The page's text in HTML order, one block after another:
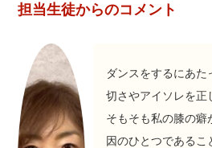
担当生徒からのコメント
ダンスをするにあ
切さやアイソレを正
そもそも私の膝の癖
因のひとつであるこ